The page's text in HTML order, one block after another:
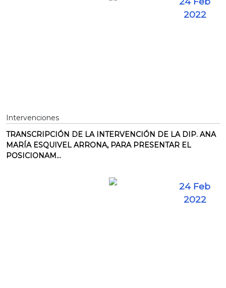
2022
Intervenciones
TRANSCRIPCIÓN DE LA INTERVENCIÓN DE LA DIP. ANA
MARÍA ESQUIVEL ARRONA, PARA PRESENTAR EL
POSICIONAM...
24 Feb
2022